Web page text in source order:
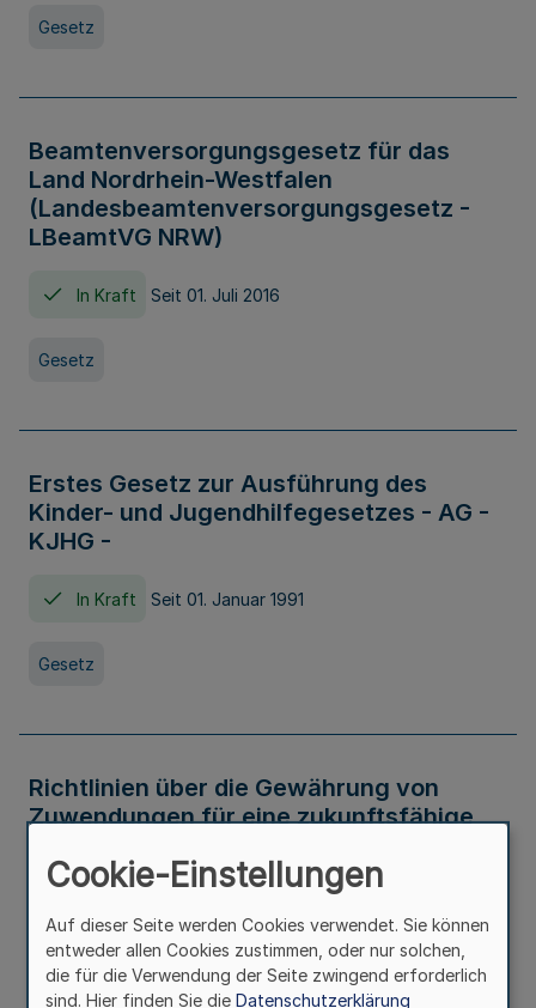
Gesetz
Beamtenversorgungsgesetz für das
Land Nordrhein-Westfalen
(Landesbeamtenversorgungsgesetz -
LBeamtVG NRW)
In Kraft Seit 01. Juli 2016
Gesetz
Erstes Gesetz zur Ausführung des
Kinder- und Jugendhilfegesetzes - AG -
KJHG -
In Kraft Seit 01. Januar 1991
Gesetz
Richtlinien über die Gewährung von
Zuwendungen für eine zukunftsfähige
Nordrhein-Westfalen
In Kraft
Verwaltungsvorschrift
Cookie-Einstellungen
Auf dieser Seite werden Cookies verwendet. Sie können
entweder allen Cookies zustimmen, oder nur solchen,
die für die Verwendung der Seite zwingend erforderlich
sind. Hier finden Sie die Datenschutzerklärung